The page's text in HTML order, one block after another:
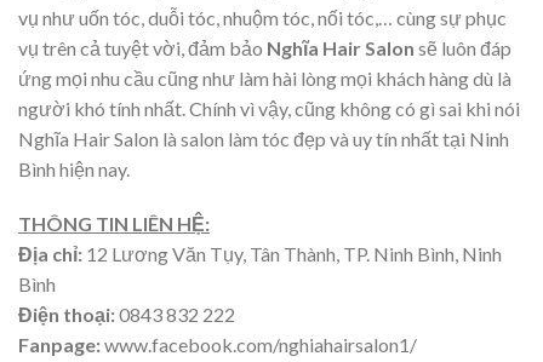
vụ như uốn tóc, duỗi tóc, nhuộm tóc, nối tóc,… cùng sự phục
vụ trên cả tuyệt vời, đảm bảo Nghĩa Hair Salon sẽ luôn đáp
ứng mọi nhu cầu cũng như làm hài lòng mọi khách hàng dù là
người khó tính nhất. Chính vì vậy, cũng không có gì sai khi nói
Nghĩa Hair Salon là salon làm tóc đẹp và uy tín nhất tại Ninh
Bình hiện nay.
THÔNG TIN LIÊN HỆ:
Địa chỉ: 12 Lương Văn Tụy, Tân Thành, TP. Ninh Bình, Ninh
Bình
Điện thoại:0843 832 222
Fanpage:www.facebook.com/nghiahairsalon1/